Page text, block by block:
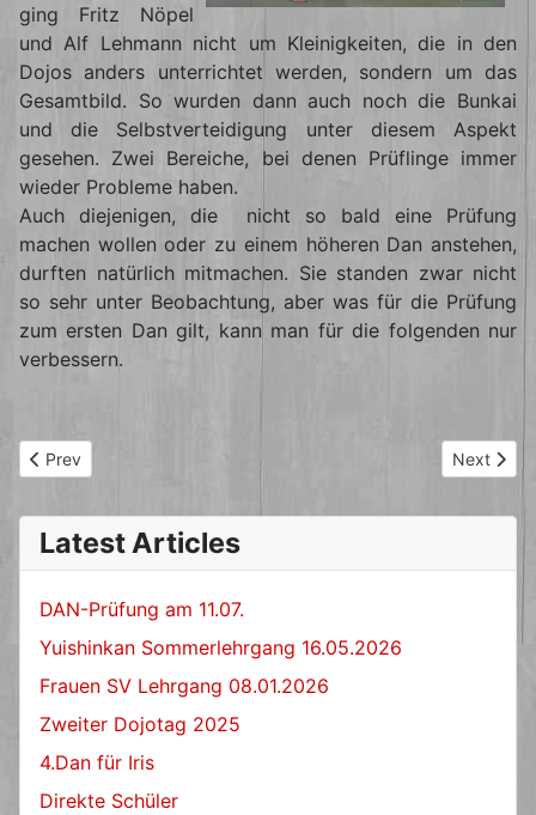
ging Fritz Nöpel
und Alf Lehmann nicht um Kleinigkeiten, die in den
Dojos anders unterrichtet werden, sondern um das
Gesamtbild. So wurden dann auch noch die Bunkai
und die Selbstverteidigung unter diesem Aspekt
gesehen. Zwei Bereiche, bei denen Prüflinge immer
wieder Probleme haben.
Auch diejenigen, die nicht so bald eine Prüfung
machen wollen oder zu einem höheren Dan anstehen,
durften natürlich mitmachen. Sie standen zwar nicht
so sehr unter Beobachtung, aber was für die Prüfung
zum ersten Dan gilt, kann man für die folgenden nur
verbessern.
Previous article: Sommer-LG 2012 in Kamen
Prev Next
Next
Latest Articles
DAN-Prüfung am 11.07.
Yuishinkan Sommerlehrgang 16.05.2026
Frauen SV Lehrgang 08.01.2026
Zweiter Dojotag 2025
4.Dan für Iris
Direkte Schüler